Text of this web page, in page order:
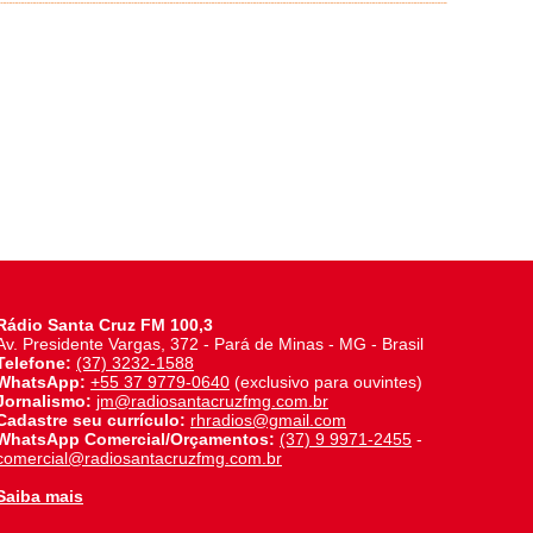
Santa Cruz FM 100,3
Presidente Vargas, 372 - Pará de Minas - MG - Brasil
(37) 3232-1588
+55 37 9779-0640 (exclusivo para ouvintes)
jm@radiosantacruzfmg.com.br
seu currículo: rhradios@gmail.com
Comercial/Orçamentos: (37) 9 9971-2455 -
mais